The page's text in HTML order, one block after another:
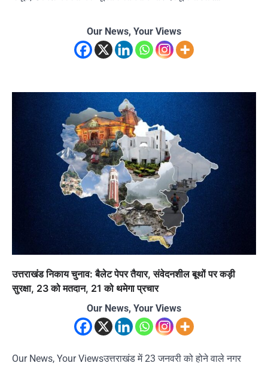
Our News, Your Views
उत्तराखंड निकाय चुनाव: बैलेट पेपर तैयार, संवेदनशील बूथों पर कड़ी
सुरक्षा, 23 को मतदान, 21 को थमेगा प्रचार
Our News, Your Views
Our News, Your Viewsउत्तराखंड में 23 जनवरी को होने वाले नगर